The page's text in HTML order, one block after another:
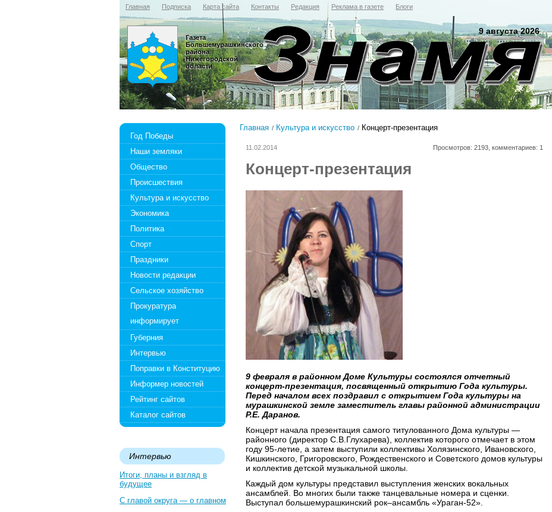
Главная Подписка Карта сайта Контакты Редакция Реклама в газете Блоги
9 августа 2026
Газета
Большемурашкинского
района
Нижегородской
области
Год Победы
Наши земляки
Общество
Происшествия
Культура и искусство
Экономика
Политика
Спорт
Праздники
Новости редакции
Сельское хозяйство
Прокуратура
информирует
Губерния
Интервью
Поправки в Конституцию
Информер новостей
Рейтинг сайтов
Каталог сайтов
Интервью
Итоги, планы и взгляд в
будущее
С главой округа — о главном
Главная Культура и искусство Концерт-презентация
11.02.2014 Просмотров: 2193, комментариев: 1
Концерт-презентация
9 февраля в районном Доме Культуры состоялся отчетный
концерт-презентация, посвященный открытию Года культуры.
Перед началом всех поздравил с открытием Года культуры на
мурашкинской земле заместитель главы районной администрации
Р.Е. Даранов.
Концерт начала презентация самого титулованного Дома культуры —
районного (директор С.В.Глухарева), коллектив которого отмечает в этом
году 95-летие, а затем выступили коллективы Холязинского, Ивановского,
Кишкинского, Григоровского, Рождественского и Советского домов культуры
и коллектив детской музыкальной школы.
Каждый дом культуры представил выступления женских вокальных
ансамблей. Во многих были также танцевальные номера и сценки.
Выступал большемурашкинский рок–ансамбль «Ураган-52».